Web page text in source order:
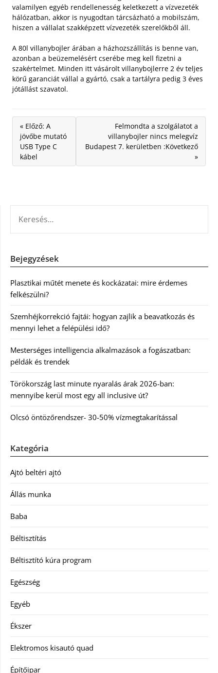
valamilyen egyéb rendellenesség keletkezett a vízvezeték
hálózatban, akkor is nyugodtan tárcsázható a mobilszám,
hiszen a vállalat szakképzett vízvezeték szerelőkből áll.
A 80l villanybojler árában a házhozszállítás is benne van,
azonban a beüzemelésért cserébe meg kell fizetni a
szakértelmet. Minden itt vásárolt villanybojlerre 2 év teljes
körű garanciát vállal a gyártó, csak a tartályra pedig 3 éves
jótállást szavatol.
« Előző: A
jövőbe mutató
USB Type C
kábel
Felmondta a szolgálatot a
villanybojler nincs melegvíz
Budapest 7. kerületben :Következő
»
Bejegyzések
Plasztikai műtét menete és kockázatai: mire érdemes
felkészülni?
Szemhéjkorrekció fajtái: hogyan zajlik a beavatkozás és
mennyi lehet a felépülési idő?
Mesterséges intelligencia alkalmazások a fogászatban:
példák és trendek
Törökország last minute nyaralás árak 2026-ban:
mennyibe kerül most egy all inclusive út?
Olcsó öntözőrendszer- 30-50% vízmegtakarítással
Kategória
Ajtó beltéri ajtó
Állás munka
Baba
Béltisztítás
Béltisztító kúra program
Egészség
Egyéb
Ékszer
Elektromos kisautó quad
Építőipar